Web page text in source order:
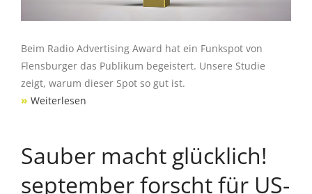
Beim Radio Advertising Award hat ein Funkspot von
Flensburger das Publikum begeistert. Unsere Studie
zeigt, warum dieser Spot so gut ist.
» Weiterlesen
Sauber macht glücklich!
september forscht für US-